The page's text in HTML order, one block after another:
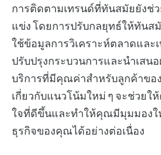
การติดตามเทรนด์ที่ทันสมัยยังช่
แข่ง โดยการปรับกลยุทธ์ให้ทันส
ใช้ข้อมูลการวิเคราะห์ตลาดและ
ปรับปรุงกระบวนการและนำเส
บริการที่มีคุณค่าสำหรับลูกค้าขอ
เกี่ยวกับแนวโน้มใหม่ ๆ จะช่วย
ใจที่ดีขึ้นและทำให้คุณมีมุมมองใ
ธุรกิจของคุณได้อย่างต่อเนื่อง